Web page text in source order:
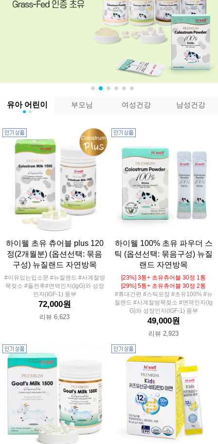
유아 어린이 부모님 여성건강 남성건강
하이웰 초유 츄어블 plus 120
정(2개월분) (옵션선택: 묶음
구성) 뉴질랜드 자연방목
#이유있는입소문 #뉴질랜드 #사계절방
목젖소 #돌전후#면역인자(IgG)와 성장
인자(IGF-1) 풍부
72,000원
리뷰 6,623
하이웰 100% 초유 파우더 스
틱 (옵션선택: 묶음구성) 뉴질
랜드 자연방목
[23%] 3통+ 초유츄어블 30정 1통
[29%] 5통+ 초유츄어블 30정 2통
#휴대간편 #스틱포장 #초유100% #뉴
질랜드 #사계절방목젖소 #면역인자(Ig
G)와 성장인자(IGF-1) 풍부
49,000원
리뷰 2,923